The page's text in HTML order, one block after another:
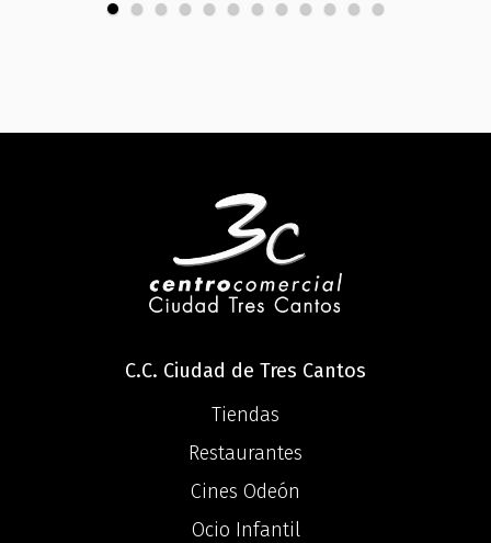
C.C. Ciudad de Tres Cantos
Tiendas
Restaurantes
Cines Odeón
Ocio Infantil